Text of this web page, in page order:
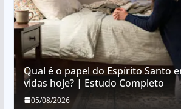
Qual é o papel do Espírito Santo
vidas hoje? | Estudo Completo
05/08/2026